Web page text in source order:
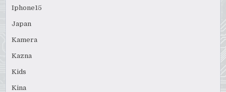
Iphone15
Japan
Kamera
Kazna
Kids
Kina